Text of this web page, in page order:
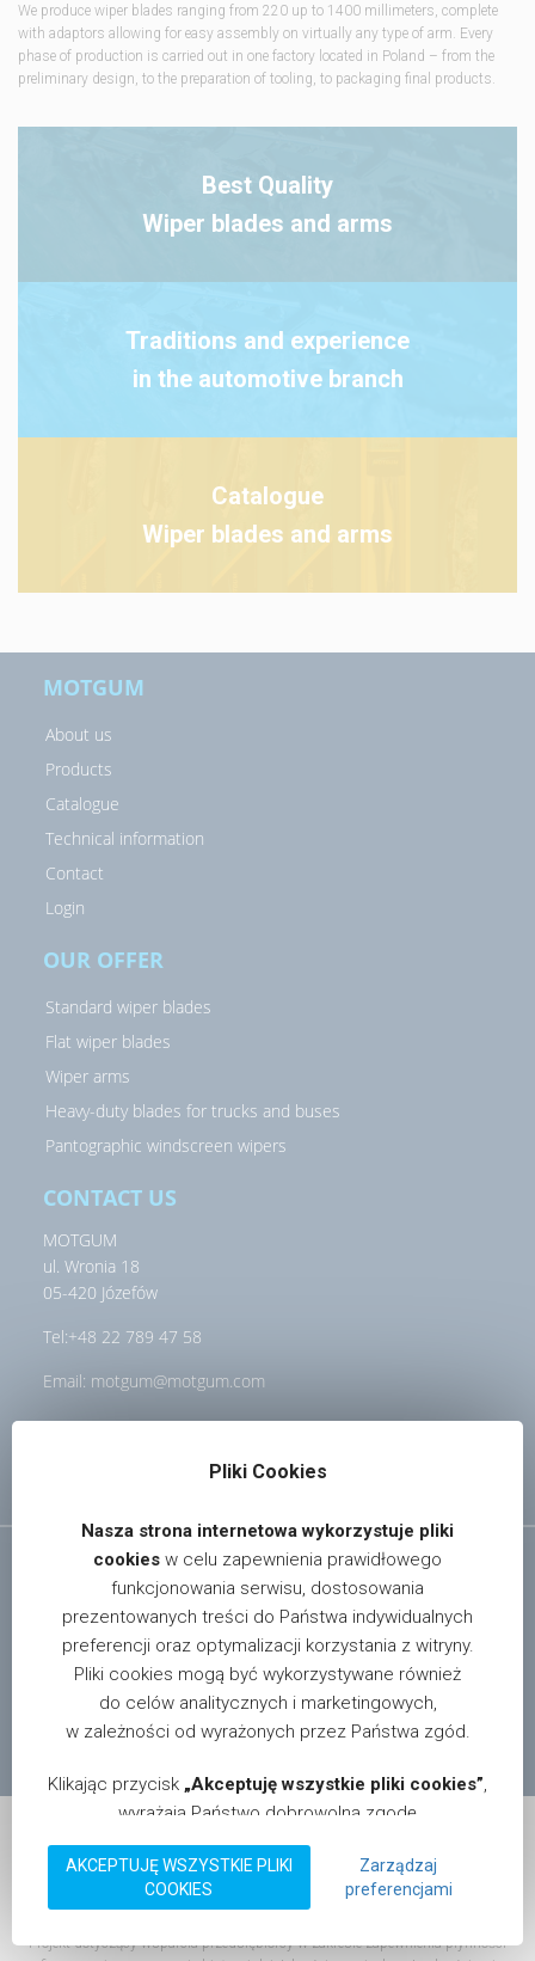
We produce wiper blades ranging from 220 up to 1400 millimeters, complete
with adaptors allowing for easy assembly on virtually any type of arm. Every
phase of production is carried out in one factory located in Poland – from the
preliminary design, to the preparation of tooling, to packaging final products.
Best Quality
Wiper blades and arms
Traditions and experience
in the automotive branch
Catalogue
Wiper blades and arms
Pliki Cookies
Nasza strona internetowa wykorzystuje pliki
cookies w celu zapewnienia prawidłowego
funkcjonowania serwisu, dostosowania
prezentowanych treści do Państwa indywidualnych
preferencji oraz optymalizacji korzystania z witryny.
Pliki cookies mogą być wykorzystywane również
do celów analitycznych i marketingowych,
w zależności od wyrażonych przez Państwa zgód.
Klikając przycisk „Akceptuję wszystkie pliki cookies”,
wyrażają Państwo dobrowolną zgodę
na przechowywanie na Państwa urządzeniu informacji
w postaci plików cookies oraz na przetwarzanie
danych zebranych za ich pomocą, zgodnie z
oraz CPRA. Mają Państwo możliwość w dowolnym
AKCEPTUJĘ WSZYSTKIE PLIKI
COOKIES
Zarządzaj
preferencjami
MOTGUM
About us
Products
Catalogue
Technical information
Contact
Login
OUR OFFER
Standard wiper blades
Flat wiper blades
Wiper arms
Heavy-duty blades for trucks and buses
Pantographic windscreen wipers
CONTACT US
MOTGUM
ul. Wronia 18
05-420 Józefów
Tel:+48 22 789 47 58
Email: motgum@motgum.com
If you want know more about our offer please send e-mail:
info@motgum.com
Dotacja na kapitał obrotowy dla MOTGUM Sp.j. Perczyński
Projekt dotyczący wsparcia przedsiębiorcy w zakresie zapewnienia płynności